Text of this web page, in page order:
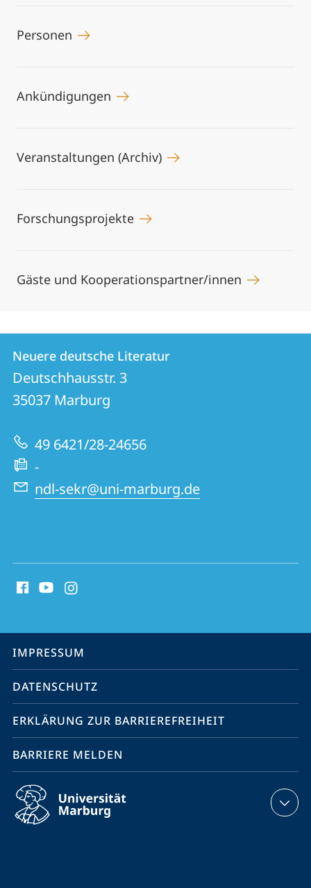
Personen
Ankündigungen
Veranstaltungen (Archiv)
Forschungsprojekte
Gäste und Kooperationspartner/innen
Kontakt
und
Informationen
zur
Website
Kontaktinformationen
Neuere
deutsche
Literatur
Neuere deutsche Literatur
Deutschhausstr. 3
35037 Marburg
49 6421/28-24656
-
ndl-sekr@uni-marburg.de
Media
Service-
Navigation
IMPRESSUM
DATENSCHUTZ
ERKLÄRUNG ZUR BARRIEREFREIHEIT
BARRIERE MELDEN